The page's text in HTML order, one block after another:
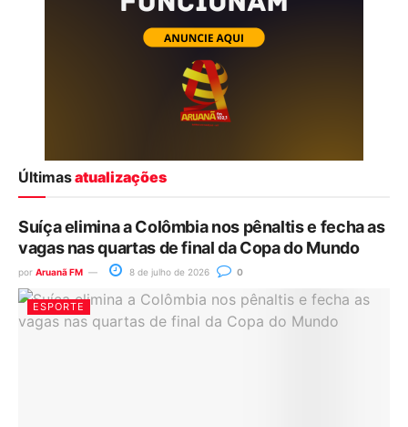
Últimasatualizações
Suíça elimina a Colômbia nos pênaltis e fecha as
vagas nas quartas de final da Copa do Mundo
por Aruanã FM 8 de julho de 2026 0
ESPORTE